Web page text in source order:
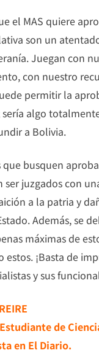
el MAS quiere
son un
Juegan con
con nuestro
permitir la
algo
a Bolivia.
que busquen
juzgados con
a la patria y
Además, se
máximas de
estos. ¡Basta de
y sus
de
en El Diario.